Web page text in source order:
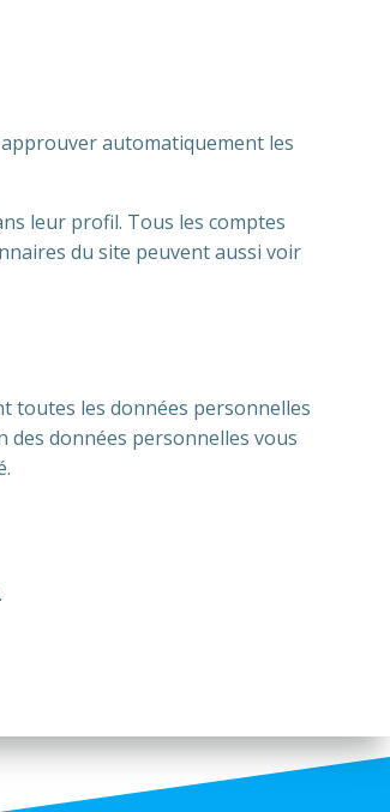
automatiquement les
leur profil. Tous les comptes
du site peuvent aussi voir
toutes les données personnelles
des données personnelles vous